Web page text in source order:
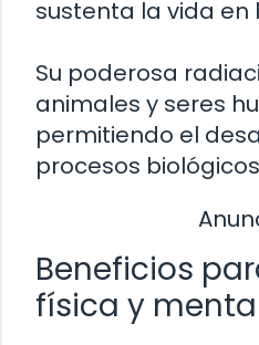
sustenta la vida en
Su poderosa
animales y seres
permitiendo el
procesos
Beneficios
física y